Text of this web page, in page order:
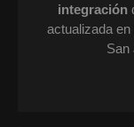
integración
actualizada
San